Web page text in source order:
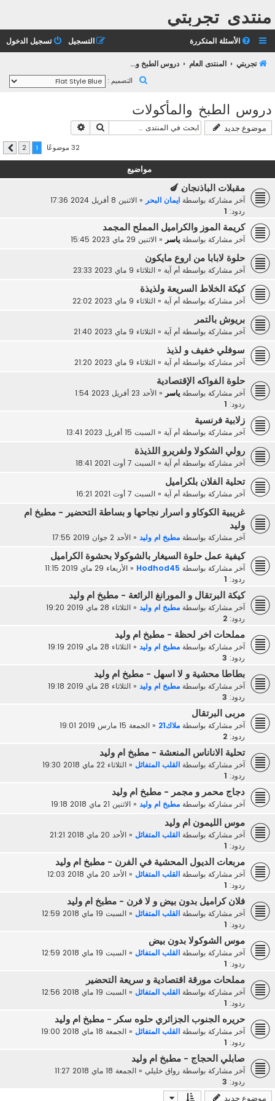
منتدى تجربتي
الأسئلة المتكررة تسجيل الدخول التسجيل
تجربتي المنتدى العام دروس الطبخ والمأكولات
التصميم :
ب
ث
دروس الطبخ والمأكولات
موضوع جديد بحث
32 موضوعًا 2 التالي
مواضيع
مقبلات الباذنجان 🍆
آخر مشاركة بواسطة ايمان البحر« الاثنين 8 أفريل 2024 17:36
ردود:
كريمة الموز والكراميل المملح المجمد
آخر مشاركة بواسطة ياسر« الاثنين 29 ماي 2023 15:45
حلوة لابابا من اروع مايكون
آخر مشاركة بواسطة أم آية« الثلاثاء 9 ماي 2023 23:33
كيكة الخلاط السريعة ولذيذة
آخر مشاركة بواسطة أم آية« الثلاثاء 9 ماي 2023 22:02
بريوش بالتمر
آخر مشاركة بواسطة أم آية« الثلاثاء 9 ماي 2023 21:40
سوفلي خفيف و لذيذ
آخر مشاركة بواسطة أم آية« الثلاثاء 9 ماي 2023 21:20
حلوة الفواكه الإقتصادية
آخر مشاركة بواسطة ياسر« الأحد 23 أفريل 2023 1:54
ردود:
زلابية فرنسية
آخر مشاركة بواسطة أم آية« السبت 15 أفريل 2023 13:41
رولي الشكولا ولفريرو اللذيذة
آخر مشاركة بواسطة أم آية« السبت 7 أوت 2021 18:41
تحلية الفلان بلكراميل
آخر مشاركة بواسطة أم آية« السبت 7 أوت 2021 16:21
غريبية الكوكاو و اسرار نجاحها و بساطة التحضير - مطبخ ام
وليد
آخر مشاركة بواسطة مطبخ ام وليد« الأحد 2 جوان 2019 17:55
كيفية عمل حلوة السيغار بالشوكولا بحشوة الكراميل
آخر مشاركة بواسطة Hodhod45
« الأربعاء 29 ماي 2019 11:15
ردود:
كيكة البرتقال و المورانغ الرائعة - مطبخ ام وليد
آخر مشاركة بواسطة مطبخ ام وليد« الثلاثاء 28 ماي 2019 19:20
ردود: 2
مملحات اخر لحظة - مطبخ ام وليد
آخر مشاركة بواسطة مطبخ ام وليد« الثلاثاء 28 ماي 2019 19:19
ردود: 3
بطاطا محشية و لا اسهل - مطبخ ام وليد
آخر مشاركة بواسطة مطبخ ام وليد« الثلاثاء 28 ماي 2019 19:18
ردود: 3
مربى البرتقال
آخر مشاركة بواسطة ملاك21 « الجمعة 15 مارس 2019 19:01
ردود: 2
تحلية الاناناس المنعشة - مطبخ ام وليد
آخر مشاركة بواسطة القلب المتفائل« الثلاثاء 22 ماي 2018 19:30
ردود:
دجاج محمر و مجمر - مطبخ ام وليد
آخر مشاركة بواسطة مطبخ ام وليد« الاثنين 21 ماي 2018 19:18
موس الليمون ام وليد
آخر مشاركة بواسطة القلب المتفائل« الأحد 20 ماي 2018 21:21
ردود:
مربعات الديول المحشية في الفرن - مطبخ ام وليد
آخر مشاركة بواسطة القلب المتفائل« الأحد 20 ماي 2018 12:03
ردود:
فلان كراميل بدون بيض و لا فرن - مطبخ ام وليد
آخر مشاركة بواسطة القلب المتفائل« السبت 19 ماي 2018 12:59
ردود:
موس الشوكولا بدون بيض
آخر مشاركة بواسطة القلب المتفائل« السبت 19 ماي 2018 12:59
ردود:
مملحات مورقة اقتصادية و سريعة التحضير
آخر مشاركة بواسطة القلب المتفائل« السبت 19 ماي 2018 12:56
ردود:
حريره الجنوب الجزائري حلوه سكر - مطبخ ام وليد
آخر مشاركة بواسطة القلب المتفائل« الجمعة 18 ماي 2018 19:00
ردود:
صابلي الحجاج - مطبخ ام وليد
آخر مشاركة بواسطة رواق خليلي « الجمعة 18 ماي 2018 11:27
ردود: 3
موضوع جديد